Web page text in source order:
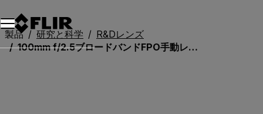
製品 研究と科学
R&Dレンズ
100mm f/2.5ブロードバンドFPO手動レンズ（4218540）